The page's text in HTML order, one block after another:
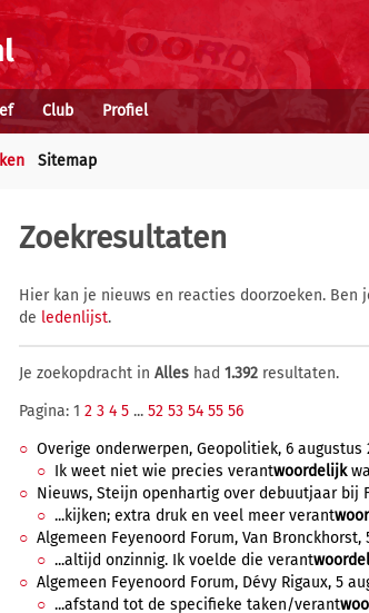
Club Profiel
Sitemap
Zoekresultaten
Hier kan je nieuws en reacties doorzoeken.
de ledenlijst.
Je zoekopdracht in Alles had 1.392 resultaten.
Pagina: 1 2 3 4 5 ... 52 53 54 55 56
Overige onderwerpen, Geopolitiek, 6 augustus
Ik weet niet wie precies verantwoordelijk
Nieuws, Steijn openhartig over debuutjaar bij
...kijken; extra druk en veel meer verant
Algemeen Feyenoord Forum, Van Bronckhorst,
...altijd onzinnig. Ik voelde die verant
Algemeen Feyenoord Forum, Dévy Rigaux, 5
...afstand tot de specifieke taken/verant